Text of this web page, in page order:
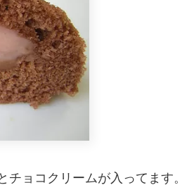
ョコクリームが入ってます。